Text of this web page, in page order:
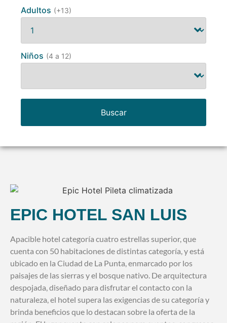
Adultos (+13)
Niños (4 a 12)
Buscar
EPIC HOTEL SAN LUIS
Apacible hotel categoría cuatro estrellas superior, que
cuenta con 50 habitaciones de distintas categoría, y está
ubicado en la Ciudad de La Punta, enmarcado por los
paisajes de las sierras y el bosque nativo. De arquitectura
despojada, diseñado para disfrutar el contacto con la
naturaleza, el hotel supera las exigencias de su categoría y
brinda beneficios que lo destacan sobre la oferta de la